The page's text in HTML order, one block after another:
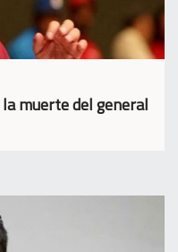
muerte del general